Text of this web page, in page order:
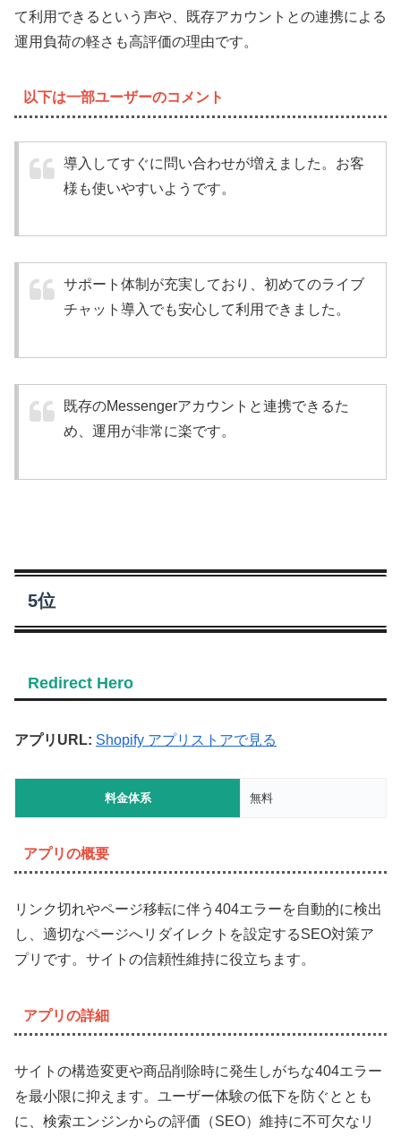
て利用できるという声や、既存アカウントとの連携による
運用負荷の軽さも高評価の理由です。
以下は一部ユーザーのコメント
導入してすぐに問い合わせが増えました。お客
様も使いやすいようです。
サポート体制が充実しており、初めてのライブ
チャット導入でも安心して利用できました。
既存のMessengerアカウントと連携できるた
め、運用が非常に楽です。
5位
Redirect Hero
アプリURL: Shopify アプリストアで見る
料金体系 無料
アプリの概要
リンク切れやページ移転に伴う404エラーを自動的に検出
し、適切なページへリダイレクトを設定するSEO対策ア
プリです。サイトの信頼性維持に役立ちます。
アプリの詳細
サイトの構造変更や商品削除時に発生しがちな404エラー
を最小限に抑えます。ユーザー体験の低下を防ぐととも
に、検索エンジンからの評価（SEO）維持に不可欠なリ